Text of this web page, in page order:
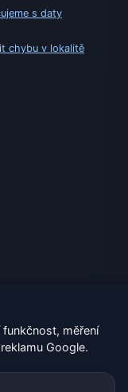
s daty
chybu v lokalitě
měření
Google.